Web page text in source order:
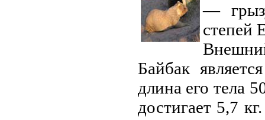
—
степей
Байбак
длина его тела
достигает 5,7